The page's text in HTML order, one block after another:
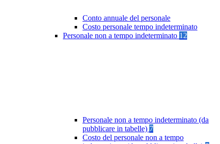
Conto annuale del personale
Costo personale tempo indeterminato
Personale non a tempo indeterminato 12
Personale non a tempo indeterminato (da
pubblicare in tabelle) 7
Costo del personale non a tempo